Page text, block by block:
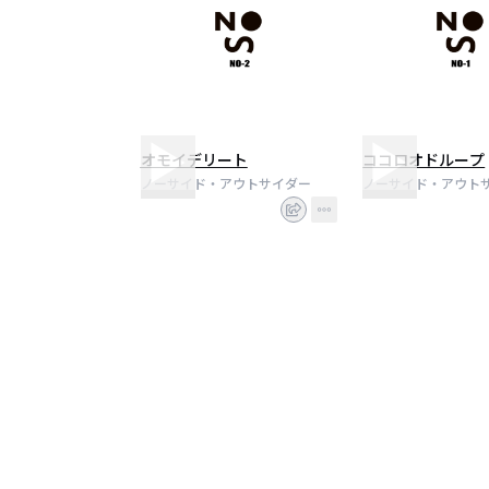
オモイデリート
ノーサイド・アウトサイダー
ココロオドループ
ノーサイド・アウト